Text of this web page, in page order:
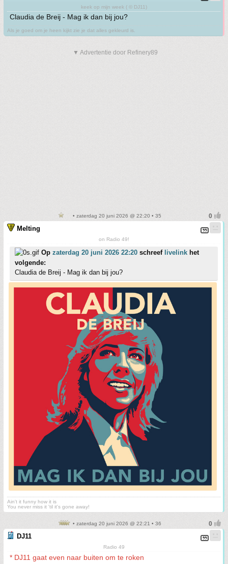
keek op mijn week ( © DJ11)
Claudia de Breij - Mag ik dan bij jou?
Als je goed om je heen kijkt zie je dat alles gekleurd is.
▼ Advertentie door Refinery89
• zaterdag 20 juni 2026 @ 22:20 • 35
Melting
on Radio 49!
Op zaterdag 20 juni 2026 22:20 schreef livelink het
volgende:
Claudia de Breij - Mag ik dan bij jou?
Ain't it funny how it is
You never miss it 'til it's gone away!
• zaterdag 20 juni 2026 @ 22:21 • 36
DJ11
Radio 49
* DJ11 gaat even naar buiten om te roken